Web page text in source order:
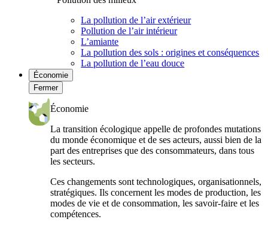
La pollution de l’air extérieur
Pollution de l’air intérieur
L’amiante
La pollution des sols : origines et conséquences
La pollution de l’eau douce
Économie
Fermer
Économie
La transition écologique appelle de profondes mutations
du monde économique et de ses acteurs, aussi bien de la
part des entreprises que des consommateurs, dans tous
les secteurs.
Ces changements sont technologiques, organisationnels,
stratégiques. Ils concernent les modes de production, les
modes de vie et de consommation, les savoir-faire et les
compétences.